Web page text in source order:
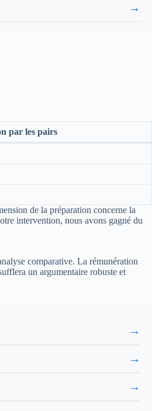
→
par les pairs
de la préparation concerne la
intervention, nous avons gagné du
comparative. La rémunération
un argumentaire robuste et
→
→
→